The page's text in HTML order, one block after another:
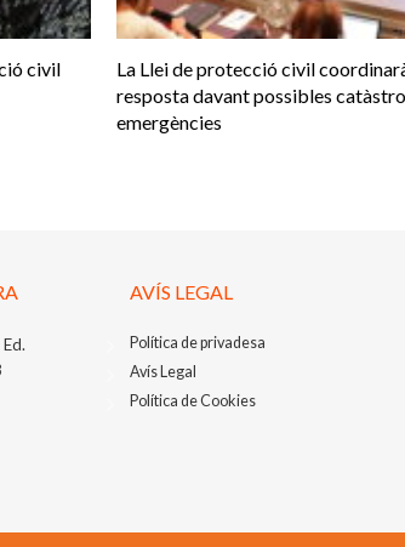
civil
La Llei de protecció civil
resposta davant possibles
emergències
Ed.
AVÍS LEGAL
Política de privadesa
Avís Legal
Política de Cookies